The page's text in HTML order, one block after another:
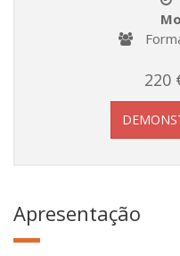
220
Apresentação